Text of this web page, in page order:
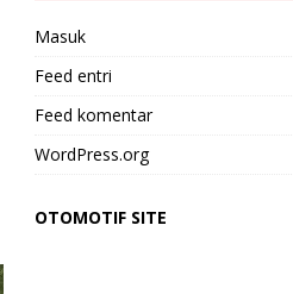
Masuk
Feed entri
Feed komentar
WordPress.org
OTOMOTIF SITE